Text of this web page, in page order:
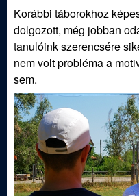
Korábbi táborokhoz
dolgozott, még jobban
tanulóink szerencsére
nem volt probléma a
sem.